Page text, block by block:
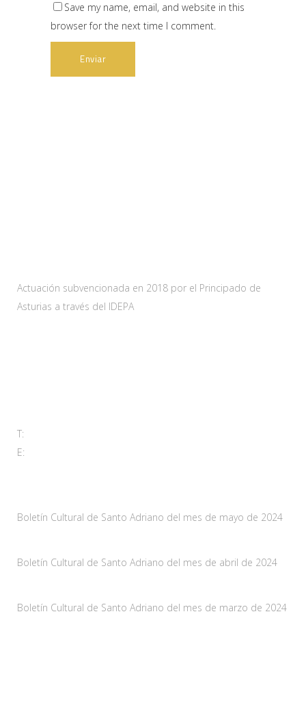
Save my name, email, and website in this
browser for the next time I comment.
Actuación subvencionada en 2018 por el Principado de
Asturias a través del IDEPA
T:
E:
Boletín Cultural de Santo Adriano del mes de mayo de 2024
Boletín Cultural de Santo Adriano del mes de abril de 2024
Boletín Cultural de Santo Adriano del mes de marzo de 2024